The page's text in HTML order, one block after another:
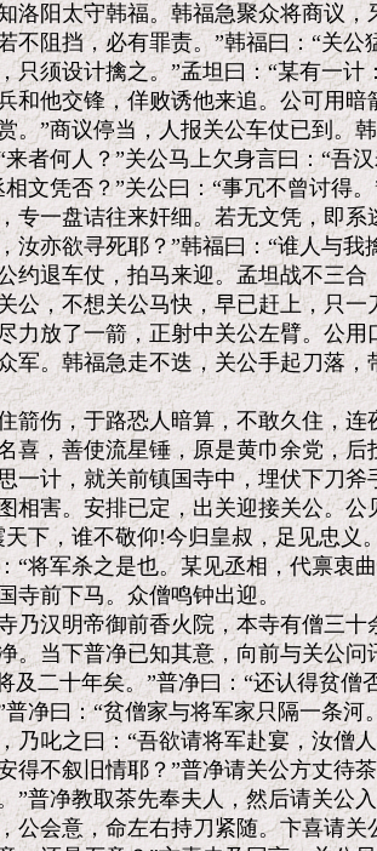
太守韩福。韩福急聚众将商议，
不阻挡，必有罪责。”韩福曰：“关公
只须设计擒之。”孟坦曰：“某有一计
和他交锋，佯败诱他来追。公可用
。”商议停当，人报关公车仗已到。
者何人？”关公马上欠身言曰：“吾
文凭否？”关公曰：“事冗不曾讨得
专一盘诘往来奸细。若无文凭，即系
汝亦欲寻死耶？”韩福曰：“谁人与我
约退车仗，拍马来迎。孟坦战不三
公，不想关公马快，早已赶上，只
力放了一箭，正射中关公左臂。公
军。韩福急走不迭，关公手起刀落
伤，于路恐人暗算，不敢久住，连
喜，善使流星锤，原是黄巾余党，
一计，就关前镇国寺中，埋伏下刀
相害。安排已定，出关迎接关公。
下，谁不敬仰!今归皇叔，足见忠义
“将军杀之是也。某见丞相，代禀衷
寺前下马。众僧鸣钟出迎。
明帝御前香火院，本寺有僧三十
。当下普净已知其意，向前与关公问
及二十年矣。”普净曰：“还认得贫僧
净曰：“贫僧家与将军家只隔一条河
乃叱之曰：“吾欲请将军赴宴，汝僧
得不叙旧情耶？”普净请关公方丈待
”普净教取茶先奉夫人，然后请关公
公会意，命左右持刀紧随。卞喜请关